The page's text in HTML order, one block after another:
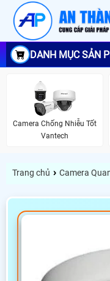
DANH MỤC SẢN
Camera Chống Nhiễu Tốt
Vantech
Trang chủ › Camera